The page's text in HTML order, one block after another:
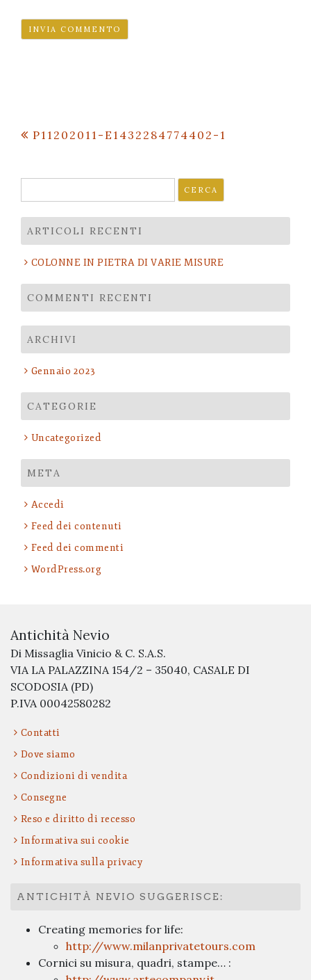
Navigazione
P11202011-E1432284774402-1
per:
ARTICOLI RECENTI
COLONNE IN PIETRA DI VARIE MISURE
COMMENTI RECENTI
ARCHIVI
Gennaio 2023
CATEGORIE
Uncategorized
META
Accedi
Feed dei contenuti
Feed dei commenti
WordPress.org
Antichità Nevio
Di Missaglia Vinicio & C. S.A.S.
VIA LA PALAZZINA 154/2 – 35040, CASALE DI
SCODOSIA (PD)
P.IVA 00042580282
Contatti
Dove siamo
Condizioni di vendita
Consegne
Reso e diritto di recesso
Informativa sui cookie
Informativa sulla privacy
ANTICHITÀ NEVIO SUGGERISCE:
Creating memories for life:
http://www.milanprivatetours.com
Cornici su misura, quadri, stampe… :